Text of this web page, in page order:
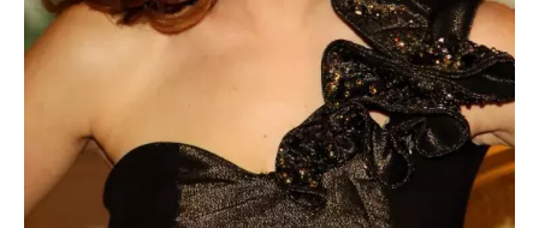
HOME